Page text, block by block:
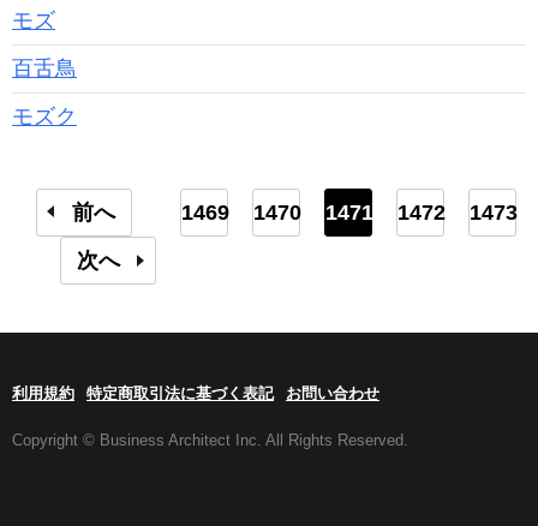
モズ
百舌鳥
モズク
前へ 1469 1470 1471 1472
1473
次へ
利用規約 特定商取引法に基づく表記 お問い合わせ
Copyright © Business Architect Inc. All Rights Reserved.